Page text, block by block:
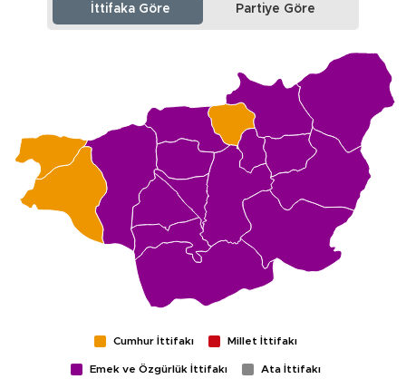
İttifaka Göre Partiye Göre
Cumhur İttifakı Millet İttifakı
Emek ve Özgürlük İttifakı Ata İttifakı